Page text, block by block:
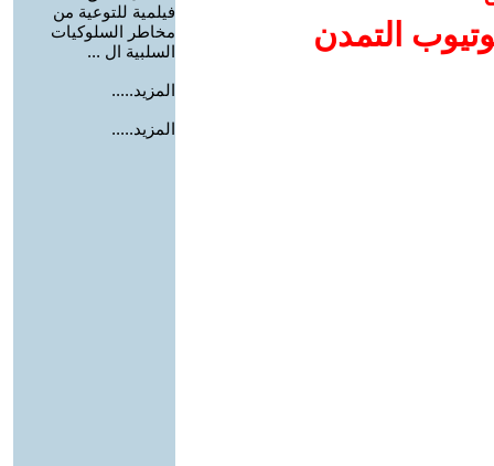
التمدن
فيلمية للتوعية من
مخاطر السلوكيات
السلبية ال ...
المزيد.....
المزيد.....